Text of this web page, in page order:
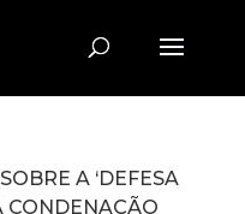
A ‘DEFESA
CONDENAÇÃO